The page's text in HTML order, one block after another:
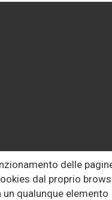
delle
dal proprio
qualunque elemento